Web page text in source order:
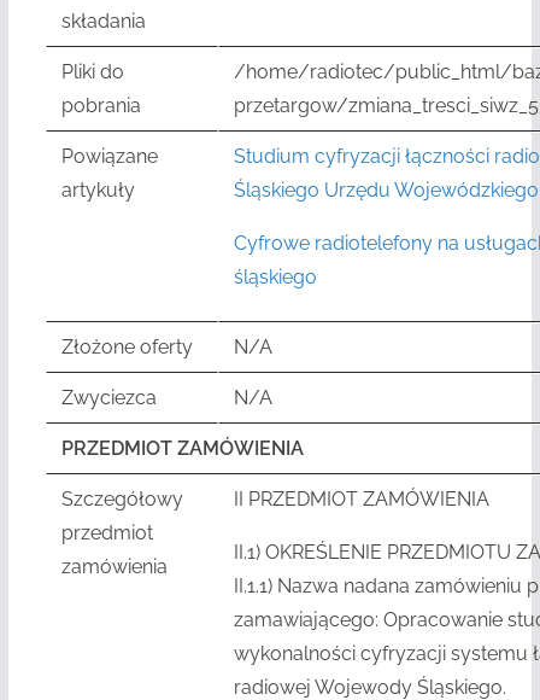
składania
Pliki do
pobrania
/home/radiotec/public_html/
przetargow/
Powiązane
artykuły
Studium cyfryzacji łączności
Śląskiego Urzędu Wojewódzkiego
Cyfrowe radiotelefony na
śląskiego
Złożone oferty N/A
Zwyciezca N/A
PRZEDMIOT ZAMÓWIENIA
Szczegółowy
przedmiot
zamówienia
II PRZEDMIOT ZAMÓWIENIA
II.1)OKREŚLENIE PRZEDMIOTU
II.1.1)Nazwa nadana zamówieniu
zamawiającego: Opracowanie
wykonalności cyfryzacji systemu
radiowej Wojewody Śląskiego.